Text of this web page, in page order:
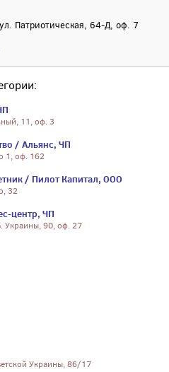
Патриотическая, 64-Д, оф. 7
11, оф. 3
/ Альянс, ЧП
1, оф. 162
/ Пилот Капитал, ООО
32
центр, ЧП
Украины, 90, оф. 27
Украины, 86/17